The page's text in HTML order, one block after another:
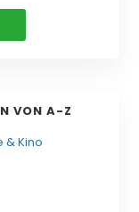
VON A-Z
& Kino